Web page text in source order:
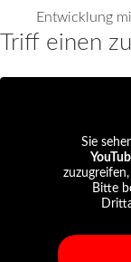
Entwicklung
Triff einen
Sie
Bitte